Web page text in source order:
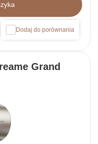
Dodaj do porównania
Grand